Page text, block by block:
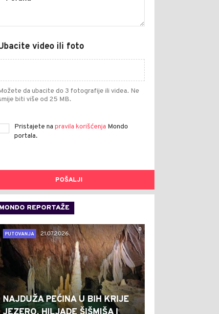
video ili foto
da ubacite do 3 fotografije ili videa. Ne
biti više od 25 MB.
Pristajete na pravila korišćenja Mondo
portala.
POŠALJI
REPORTAŽE
0
PUTOVANJA
21.07.2026.
NAJDUŽA PEĆINA U BIH KRIJE